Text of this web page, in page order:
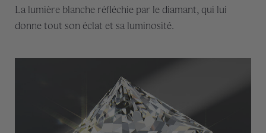
La lumière blanche réfléchie par le diamant, qui lui
donne tout son éclat et sa luminosité.